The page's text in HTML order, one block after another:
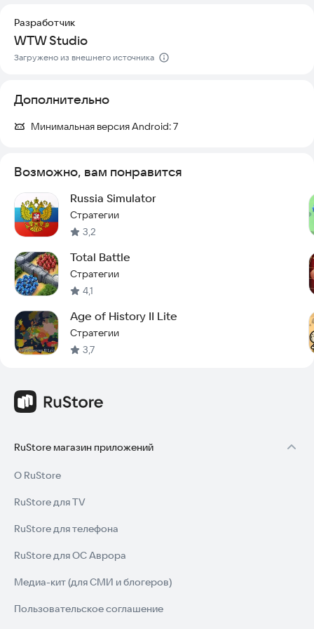
9.Изменения в настройках
10.Новое достижение
11.Исправление багов
12.Мелкие изменения
Разработчик
WTW Studio
Загружено из внешнего источника
Дополнительно
Минимальная версия Android:7
Возможно, вам понравится
Russia Simulator
Стратегии
3,2
Total Battle
Стратегии
4,1
Age of History II Lite
Стратегии
3,7
RuStore магазин приложений
О RuStore
RuStore для TV
RuStore для телефона
RuStore для ОС Аврора
Медиа-кит (для СМИ и блогеров)
Пользовательское соглашение